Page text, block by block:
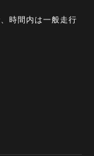
時間内は一般走行